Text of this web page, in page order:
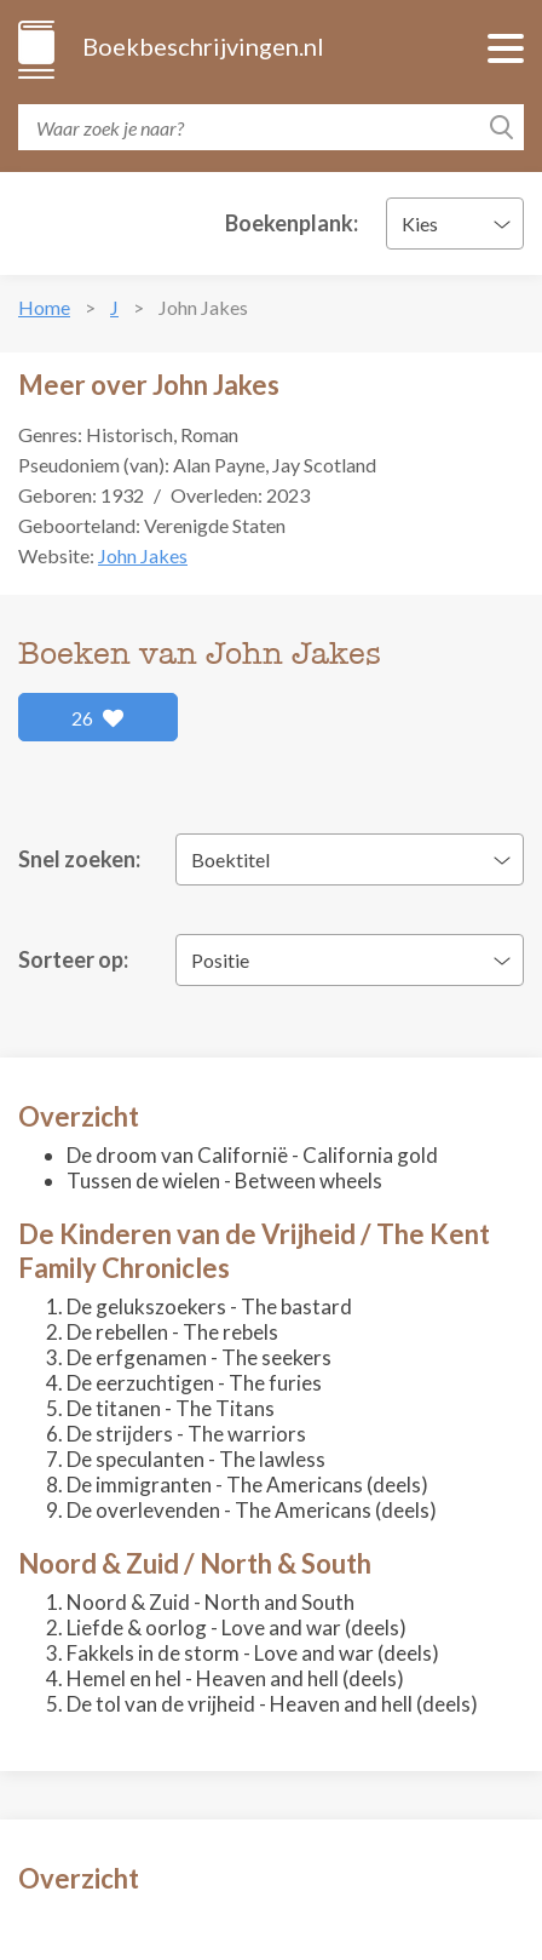
Boekbeschrijvingen.nl
Boekenplank: Kies
Home J John Jakes
Meer over John Jakes
Genres: Historisch, Roman
Pseudoniem (van): Alan Payne, Jay Scotland
Geboren: 1932 / Overleden: 2023
Geboorteland: Verenigde Staten
Website: John Jakes
Boeken van John Jakes
26
Snel zoeken: Boektitel
Sorteer op: Positie
Overzicht
De droom van Californië - California gold
Tussen de wielen - Between wheels
De Kinderen van de Vrijheid / The Kent
Family Chronicles
De gelukszoekers - The bastard
De rebellen - The rebels
De erfgenamen - The seekers
De eerzuchtigen - The furies
De titanen - The Titans
De strijders - The warriors
De speculanten - The lawless
De immigranten - The Americans (deels)
De overlevenden - The Americans (deels)
Noord & Zuid / North & South
Noord & Zuid - North and South
Liefde & oorlog - Love and war (deels)
Fakkels in de storm - Love and war (deels)
Hemel en hel - Heaven and hell (deels)
De tol van de vrijheid - Heaven and hell (deels)
Overzicht